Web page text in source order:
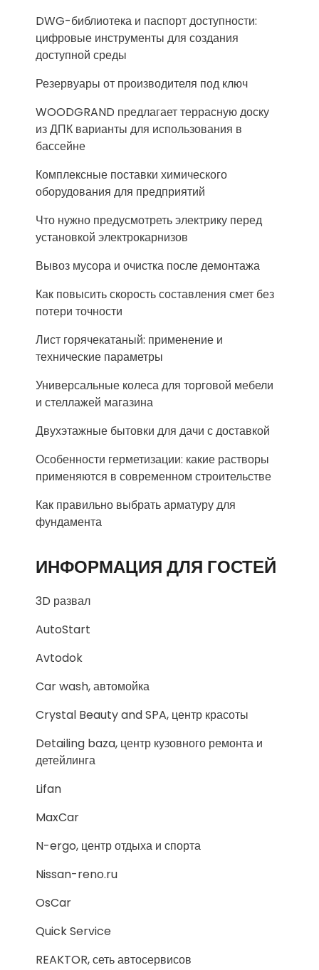
DWG-библиотека и паспорт доступности:
цифровые инструменты для создания
доступной среды
Резервуары от производителя под ключ
WOODGRAND предлагает террасную доску
из ДПК варианты для использования в
бассейне
Комплексные поставки химического
оборудования для предприятий
Что нужно предусмотреть электрику перед
установкой электрокарнизов
Вывоз мусора и очистка после демонтажа
Как повысить скорость составления смет без
потери точности
Лист горячекатаный: применение и
технические параметры
Универсальные колеса для торговой мебели
и стеллажей магазина
Двухэтажные бытовки для дачи с доставкой
Особенности герметизации: какие растворы
применяются в современном строительстве
Как правильно выбрать арматуру для
фундамента
ИНФОРМАЦИЯ ДЛЯ ГОСТЕЙ
3D развал
AutoStart
Avtodok
Car wash, автомойка
Crystal Beauty and SPA, центр красоты
Detailing baza, центр кузовного ремонта и
детейлинга
Lifan
MaxCar
N-ergo, центр отдыха и спорта
Nissan-reno.ru
OsCar
Quick Service
REAKTOR, сеть автосервисов